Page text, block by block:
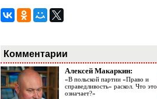
Комментарии
Алексей Макаркин:
«В польской партии «Право и
справедливость» раскол. Что это
означает?»